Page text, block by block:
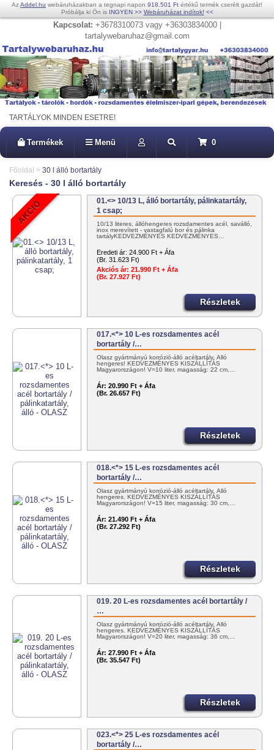
AzAddel.hu webáruházakban a tegnapi napon 918.501 Ft értékű termék cserélt gazdát!
Próbálja ki Ön is INGYEN >> Webáruházat indítok! <<
Kapcsolat: +3678310073 vagy +36303834000 |
tartalywebaruhaz@gmail.com
TARTÁLYOK MINDEN ESETRE!
Termékek Menü 0
Főoldal > 30 l álló bortartály
Keresés - 30 l álló bortartály
01.<> 10/13 L, álló bortartály, pálinkatartály,
1 csap;
10/13 literes, állóhengeres rozsdamentes acél, saválló,
inox merevített - vastagfalú bor és pálinka
tartályKEDVEZMÉNYES KEDVEZMÉNYES…
Eredeti ár: 24.900 Ft + Áfa
(Br. 31.623 Ft)
Akciós ár: 21.990 Ft + Áfa
(Br. 27.927 Ft)
Részletek
017.<*> 10 L-es rozsdamentes acél
bortartály /…
Olasz gyártmányú korrózió-álló acéltartály. Álló
hengeres! KEDVEZMÉNYES KISZÁLLÍTÁS
Magyarországon! V=10 liter, magasság: 22 cm,…
Ár: 20.990 Ft + Áfa
(Br. 26.657 Ft)
Részletek
018.<*> 15 L-es rozsdamentes acél
bortartály /…
Olasz gyártmányú korrózió-álló acéltartály. Álló
hengeres. KEDVEZMÉNYES KISZÁLLÍTÁS
Magyarországon! V=15 liter, magasság: 30 cm,…
Ár: 21.490 Ft + Áfa
(Br. 27.292 Ft)
Részletek
019. 20 L-es rozsdamentes acél bortartály /
…
Olasz gyártmányú korrózió-álló acéltartály. Álló
hengeres. KEDVEZMÉNYES KISZÁLLÍTÁS
Magyarországon! V=20 liter, magasság: 36 cm,…
Ár: 27.990 Ft + Áfa
(Br. 35.547 Ft)
Részletek
023.<*> 25 L-es rozsdamentes acél
bortartály /…